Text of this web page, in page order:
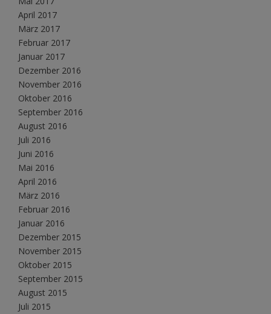
April 2017
März 2017
Februar 2017
Januar 2017
Dezember 2016
November 2016
Oktober 2016
September 2016
August 2016
Juli 2016
Juni 2016
Mai 2016
April 2016
März 2016
Februar 2016
Januar 2016
Dezember 2015
November 2015
Oktober 2015
September 2015
August 2015
Juli 2015